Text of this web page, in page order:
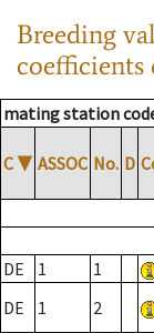
Breeding
coefficients
mating station
C ▼ ASSOC No. D
DE 1 1
DE
1 2